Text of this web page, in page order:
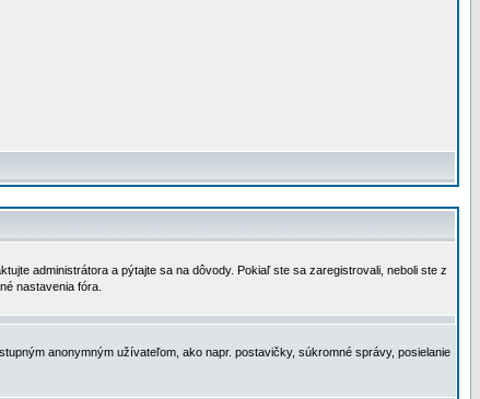
administrátora a pýtajte sa na dôvody. Pokiaľ ste sa zaregistrovali, neboli ste z
nastavenia fóra.
anonymným užívateľom, ako napr. postavičky, súkromné správy, posielanie